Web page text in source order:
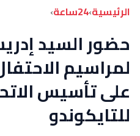
الرئيسية›24ساعة ›
حضور السيد
على تأسيس
للتايكوندو